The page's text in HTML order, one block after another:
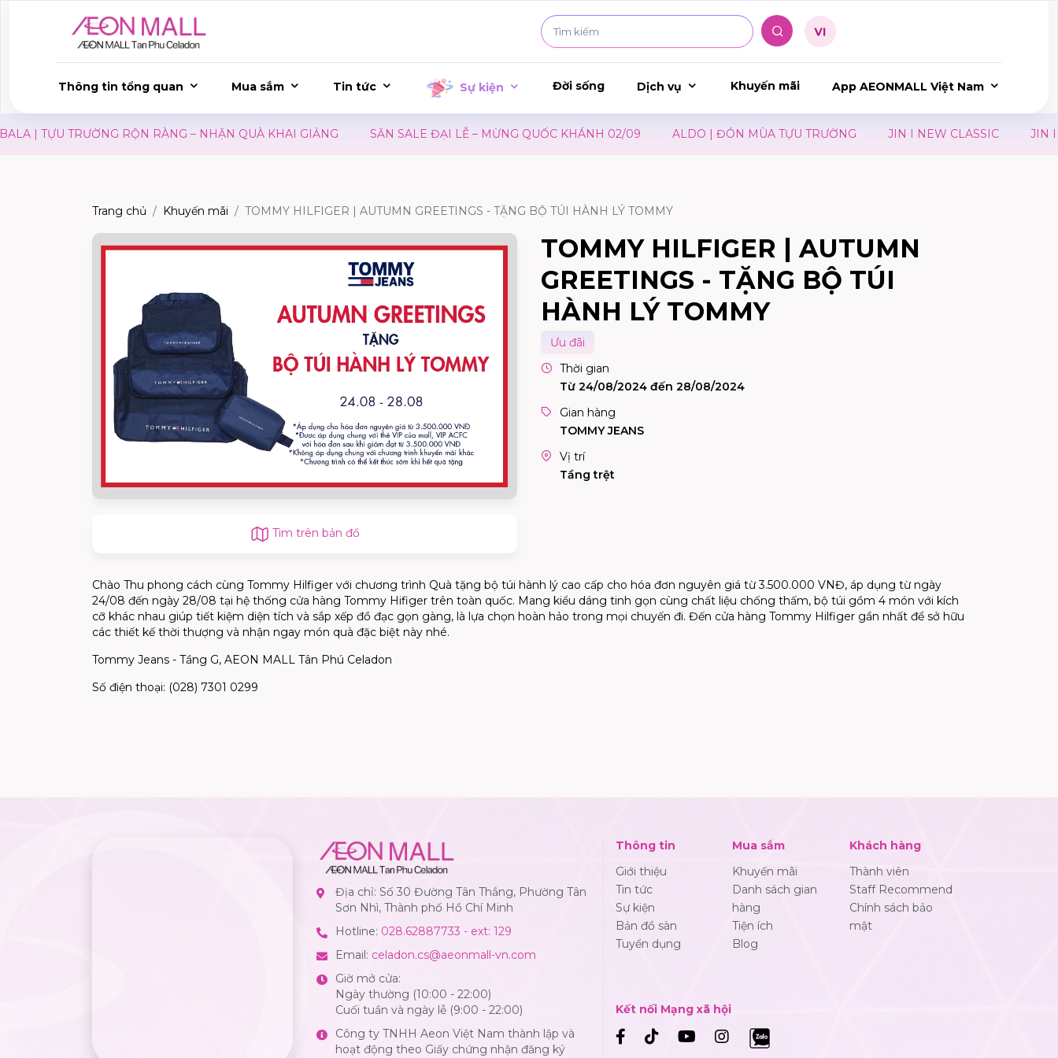
Thông tin tổng quan Mua sắm Tin tức Sự kiện Đời sống Dịch vụ Khuyến mãi App AEONMALL Việt Nam
| TỰU TRƯỜNG RỘN RÀNG – NHẬN QUÀ KHAI GIẢNG SĂN SALE ĐẠI LỄ – MỪNG QUỐC KHÁNH 02/09 ALDO | ĐÓN MÙA TỰU TRƯỜNG JIN I NEW CLASSIC JIN I
Trang chủ Khuyến mãi TOMMY HILFIGER | AUTUMN GREETINGS - TẶNG BỘ TÚI HÀNH LÝ TOMMY
Tìm trên bản đồ
TOMMY HILFIGER | AUTUMN
GREETINGS - TẶNG BỘ TÚI
HÀNH LÝ TOMMY
Ưu đãi
Thời gian
Từ 24/08/2024 đến 28/08/2024
Gian hàng
TOMMY JEANS
Vị trí
Tầng trệt
Chào Thu phong cách cùng Tommy Hilfiger với chương trình Quà tặng bộ túi hành lý cao cấp cho hóa đơn nguyên giá từ 3.500.000 VNĐ, áp dụng từ ngày
24/08 đến ngày 28/08 tại hệ thống cửa hàng Tommy Hifiger trên toàn quốc. Mang kiểu dáng tinh gọn cùng chất liệu chống thấm, bộ túi gồm 4 món với kích
cỡ khác nhau giúp tiết kiệm diện tích và sắp xếp đồ đạc gọn gàng, là lựa chọn hoàn hảo trong mọi chuyến đi. Đến cửa hàng Tommy Hilfiger gần nhất để sở hữu
các thiết kế thời thượng và nhận ngay món quà đặc biệt này nhé.
Tommy Jeans - Tầng G, AEON MALL Tân Phú Celadon
Số điện thoại: (028) 7301 0299
Địa chỉ: Số 30 Đường Tân Thắng, Phường Tân
Sơn Nhì, Thành phố Hồ Chí Minh
Hotline: 028.62887733 - ext: 129
Email: celadon.cs@aeonmall-vn.com
Giờ mở cửa:
Ngày thường (10:00 - 22:00)
Cuối tuần và ngày lễ (9:00 - 22:00)
Công ty TNHH Aeon Việt Nam thành lập và
hoạt động theo Giấy chứng nhận đăng ký
Thông tin
Giới thiệu
Tin tức
Sự kiện
Bản đồ sàn
Tuyển dụng
Mua sắm
Khuyến mãi
Danh sách gian
hàng
Tiện ích
Blog
Khách hàng
Thành viên
Staff Recommend
Chính sách bảo
mật
Kết nối Mạng xã hội